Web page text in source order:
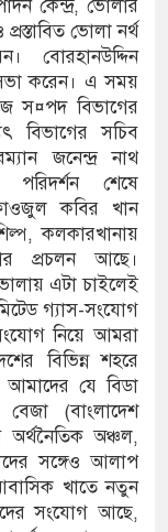
কেন্দ্র, ভোলার
ভোলা নর্থ
বোরহানউদ্দিন
সভা করেন। এ সময়
স¤পদ বিভাগের
বিভাগের সচিব
জনেন্দ্র নাথ
পরিদর্শন শেষে
ফাওজুল কবির খান
কলকারখানায়
প্রচলন আছে।
এটা চাইলেই
গ্যাস-সংযোগ
নিয়ে আমরা
বিভিন্ন শহরে
যে বিডা
(বাংলাদেশ
অর্থনৈতিক অঞ্চল,
সঙ্গেও আলাপ
খাতে নতুন
সংযোগ আছে,